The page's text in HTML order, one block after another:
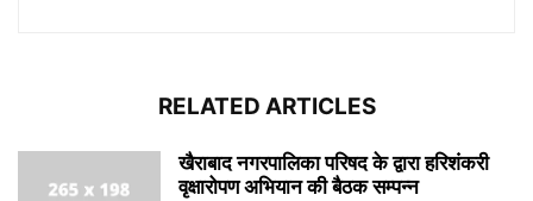
RELATED ARTICLES
खैराबाद नगरपालिका परिषद के द्वारा हरिशंकरी
वृक्षारोपण अभियान की बैठक सम्पन्न